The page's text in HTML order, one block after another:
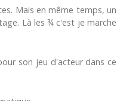
Mais en même temps, un
Là les ¾ c'est je marche
son jeu d'acteur dans ce